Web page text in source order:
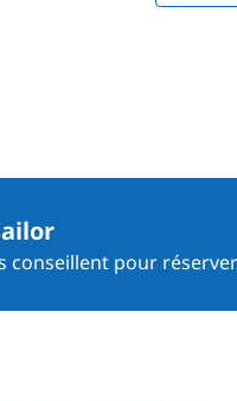
conseillent pour